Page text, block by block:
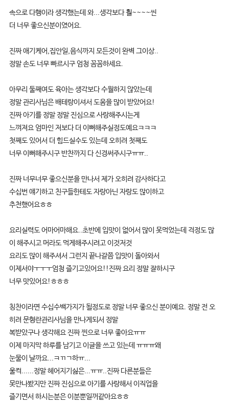
속으로 다행이라 생각했는데 와...생각보다 훨~~~~씬
더 너무 좋으신분이였어요.
진짜 애기케어,집안일,음식까지 모든것이 완벽 그이상..
정말 손도 너무 빠르시구 엄청 꼼꼼하세요.
아무리 둘째여도 육아는 생각보다 수월하지 않았는데
정말 관리사님은 배테랑이셔서 도움을 많이 받았어요!
진짜 아기를 정말 정말 진심으로 사랑해주시는게
느껴져요 엄마인 저보다 더 이뻐해주실정도예요ㅋㅋㅋ
첫째도 있어서 더 힘드실수도 있는데 오히려 첫째도
너무 이뻐해주시구 반찬까지 다 신경써주시구ㅠㅠ..
진짜 너무너무 좋으신분을 만나서 제가 오히려 감사하다고
수십번 얘기하고 친구들한테도 자랑아닌 자랑도 많이하고
추천했어요ㅎㅎ
요리실력도 어마어마해요..초반에 입맛이 없어서 많이 못먹었는데 걱정도 많
이 해주시고 머라도 먹게해주시려고 이것저것
요리도 많이 해주셔서 그런지 끝나갈쯤 입맛이 돌아와서
이제서야ㅜㅜㅜ엄청 즐기고있어요!!진짜 요리 정말 잘하시구
너무 맛있어요!ㅎㅎㅎ
칭찬이라면 수십수백가지가 될정도로 정말 너무 좋으신 분이예요. 정말 전 오
히려 문형란관리사님을 만나게되서 정말
복받았구나 생각해요 진짜 찐으로 너무 좋아요ㅠㅠ
이제 마지막 하루를 남기고 이글을 쓰고 있는데 ㅠㅠㅠ왜
눈물이 날까요...ㅋㄲㄱ하ㅠ...
울컥......정말 헤어지기싫은...ㅠㅠ..진짜 다른분들은
못만나봤지만 진짜 진심으로 아기를 사랑해서 이직업을
즐기면서 하시는분은 이분뿐일꺼같아요ㅎㅎ